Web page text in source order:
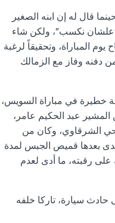
قال له إن ابنه الصغير
نكسب”، ولكن شاء
المباراة، وتحقيقاً لرغبة
من دفنه وفاز مع الزمالك
خطيرة في مباراة السويس،
عبد الحكيم عامر،
الشرقاوي، وكان من
بعدها قميص الجبس لمدة
رقبته، ما أدى لعدم
الزمالك السابق عام 1981 فى حادث سيارة، تاركا خلفه